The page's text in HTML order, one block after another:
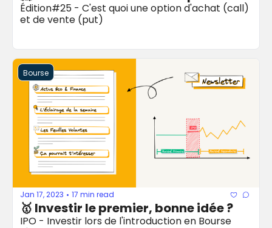
Édition#25 - C'est quoi une option d'achat (call)
et de vente (put)
Bourse
Jan 17, 2023 • 17 min read
🥇 Investir le premier, bonne idée ?
IPO - Investir lors de l'introduction en Bourse